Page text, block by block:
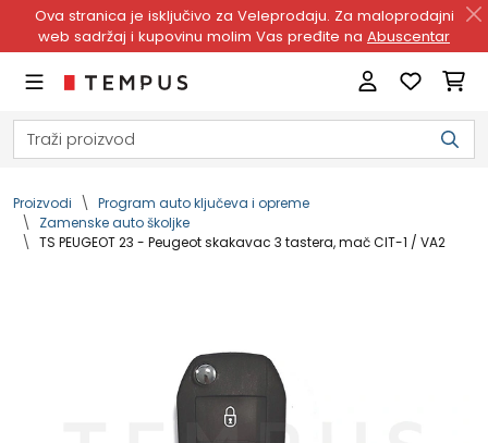
Ova stranica je isključivo za Veleprodaju. Za maloprodajni
web sadržaj i kupovinu molim Vas pređite na Abuscentar
Proizvodi
Program auto ključeva i opreme
Zamenske auto školjke
TS PEUGEOT 23 - Peugeot skakavac 3 tastera, mač CIT-1 / VA2